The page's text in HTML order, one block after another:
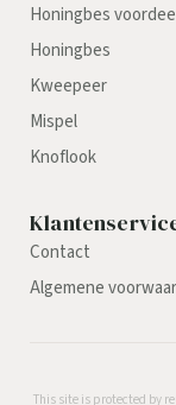
Honingbes
Honingbes
Kweepeer
Mispel
Knoflook
Contact
Algemene
This site is protected by